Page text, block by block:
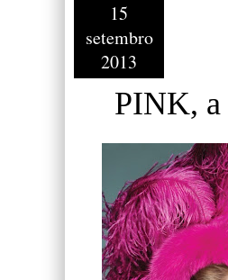
15
setembro
2013
PINK, a